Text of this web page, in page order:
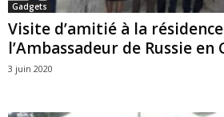
Gadgets
Visite d’amitié à la
l’Ambassadeur de Russie en
3 juin 2020